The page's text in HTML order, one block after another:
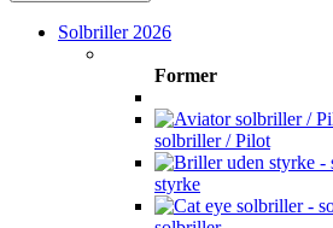
Solbriller 2026
Former
solbriller / Pilot
styrke